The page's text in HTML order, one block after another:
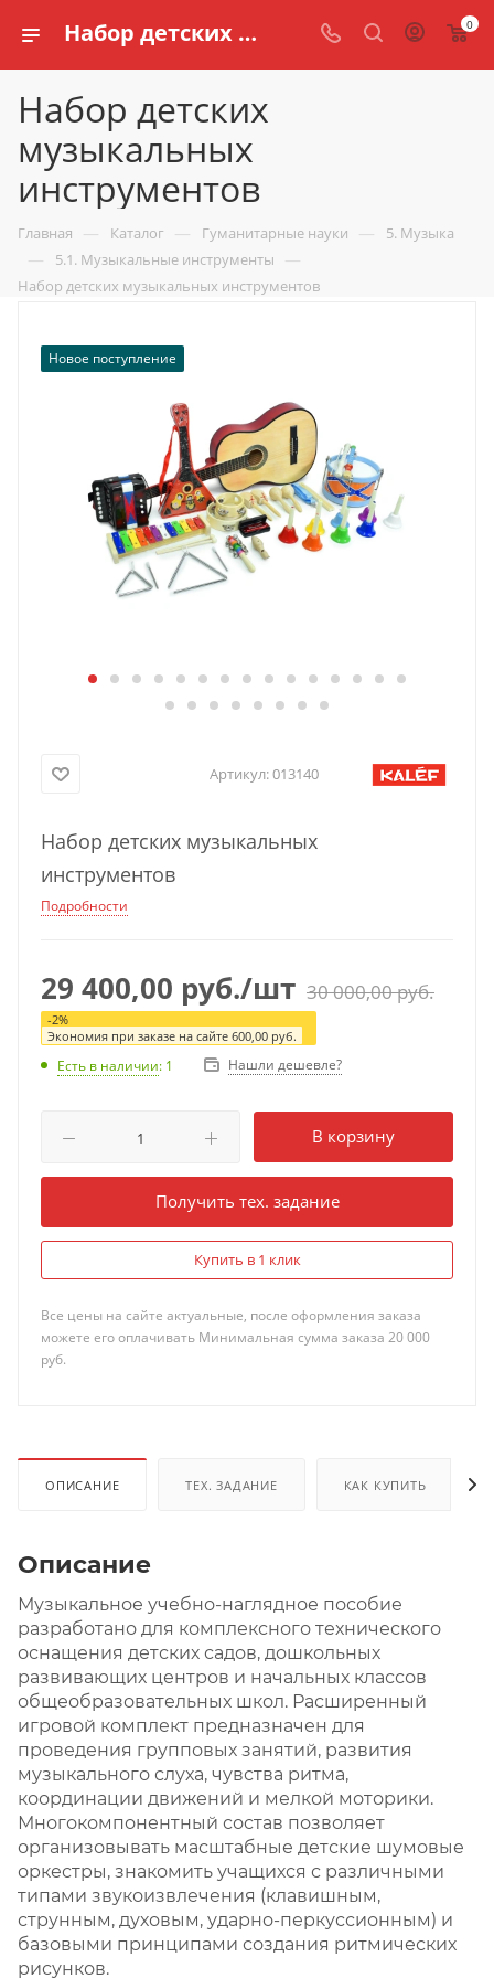
Набор детских музыкальных инструментов купить по доступной цене в интернет магазине schools.ru 0
Набор детских
музыкальных
инструментов
Главная — Каталог — Гуманитарные науки — 5. Музыка
— 5.1. Музыкальные инструменты —
Набор детских музыкальных инструментов
Новое поступление
Артикул:013140
Набор детских музыкальных
инструментов
Подробности
29 400,00 руб./шт 30 000,00руб.
-2%
Экономия при заказе на сайте 600,00 руб.
Есть в наличии: 1 Нашли дешевле?
В корзину
Получить тех. задание
Купить в 1 клик
Все цены на сайте актуальные, после оформления заказа
можете его оплачивать Минимальная сумма заказа 20 000
руб.
ОПИСАНИЕ ТЕХ. ЗАДАНИЕ КАК КУПИТЬ
Описание
Музыкальное учебно-наглядное пособие
разработано для комплексного технического
оснащения детских садов, дошкольных
развивающих центров и начальных классов
общеобразовательных школ. Расширенный
игровой комплект предназначен для
проведения групповых занятий, развития
музыкального слуха, чувства ритма,
координации движений и мелкой моторики.
Многокомпонентный состав позволяет
организовывать масштабные детские шумовые
оркестры, знакомить учащихся с различными
типами звукоизвлечения (клавишным,
струнным, духовым, ударно-перкуссионным) и
базовыми принципами создания ритмических
рисунков.